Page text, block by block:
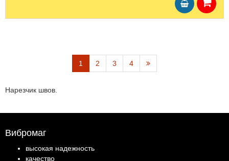
1 2 3 4
Нарезчик швов.
Вибромаг
высокая надежность
качество